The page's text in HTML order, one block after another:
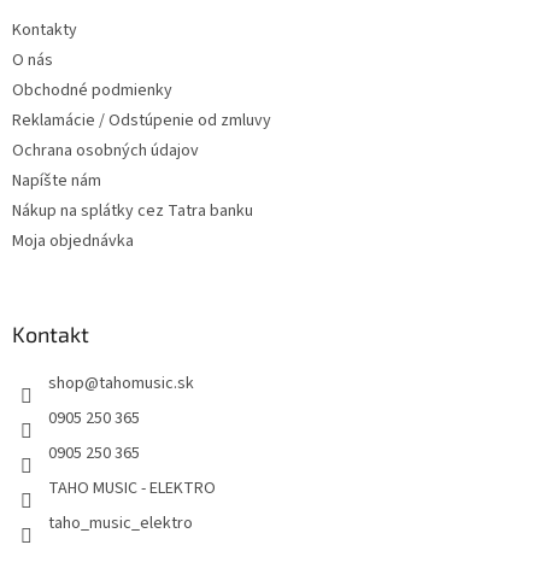
Kontakty
O nás
Obchodné podmienky
Reklamácie / Odstúpenie od zmluvy
Ochrana osobných údajov
Napíšte nám
Nákup na splátky cez Tatra banku
Moja objednávka
Kontakt
shop@tahomusic.sk
0905 250 365
0905 250 365
TAHO MUSIC - ELEKTRO
taho_music_elektro